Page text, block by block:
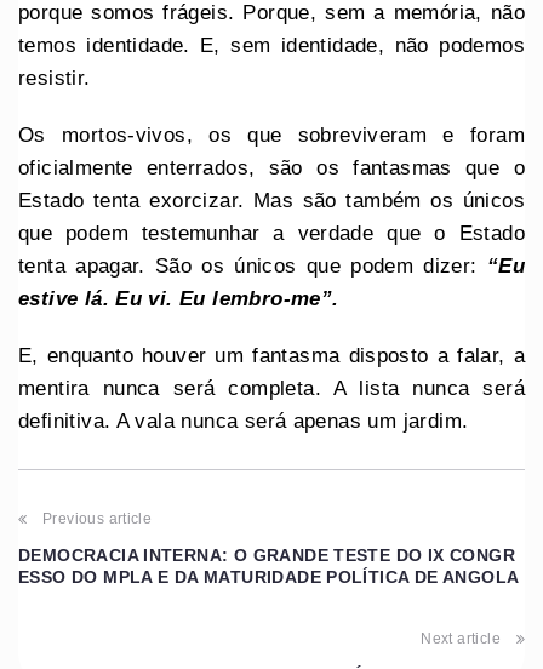
porque somos frágeis. Porque, sem a memória, não
temos identidade. E, sem identidade, não podemos
resistir.
Os mortos-vivos, os que sobreviveram e foram
oficialmente enterrados, são os fantasmas que o
Estado tenta exorcizar. Mas são também os únicos
que podem testemunhar a verdade que o Estado
tenta apagar. São os únicos que podem dizer: “Eu
estive lá. Eu vi. Eu lembro-me”.
E, enquanto houver um fantasma disposto a falar, a
mentira nunca será completa. A lista nunca será
definitiva. A vala nunca será apenas um jardim.
Previous article
DEMOCRACIA INTERNA: O GRANDE TESTE DO IX CONGR
ESSO DO MPLA E DA MATURIDADE POLÍTICA DE ANGOLA
Next article